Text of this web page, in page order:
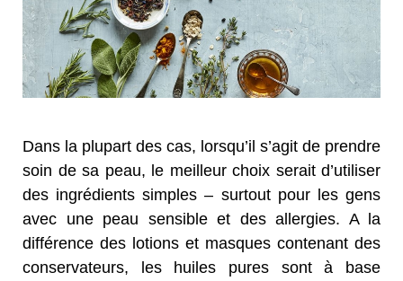
Dans la plupart des cas, lorsqu’il s’agit de prendre
soin de sa peau, le meilleur choix serait d’utiliser
des ingrédients simples – surtout pour les gens
avec une peau sensible et des allergies. A la
différence des lotions et masques contenant des
conservateurs, les huiles pures sont à base